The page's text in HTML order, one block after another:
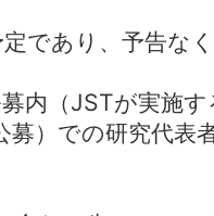
であり、予告な
内（JSTが実施
募）での研究代表